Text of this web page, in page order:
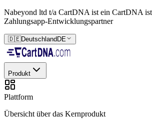
Nabeyond ltd t/a CartDNA ist ein CartDNA
Zahlungsapp-Entwicklungspartner
🇩🇪Deutschland DE
Produkt
Plattform
Übersicht über das Kernprodukt